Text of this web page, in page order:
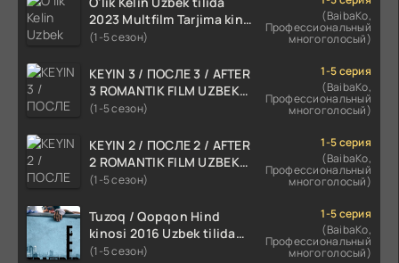
2023 Multfilm Tarjima kino
skachat
(1-5 сезон)
(BaibaKo,
Профессиональный
многоголосый)
KEYIN 3 / ПОСЛЕ 3 / AFTER
3 ROMANTIK FILM UZBEK
TILIDA 2021 TARJIMA FILM
(1-5 сезон)
1-5 серия
(BaibaKo,
Профессиональный
многоголосый)
KEYIN 2 / ПОСЛЕ 2 / AFTER
2 ROMANTIK FILM UZBEK
TILIDA 2020 TARJIMA FILM
(1-5 сезон)
1-5 серия
(BaibaKo,
Профессиональный
многоголосый)
Tuzoq / Qopqon Hind
kinosi 2016 Uzbek tilida
tarjima film HD
(1-5 сезон)
1-5 серия
(BaibaKo,
Профессиональный
многоголосый)